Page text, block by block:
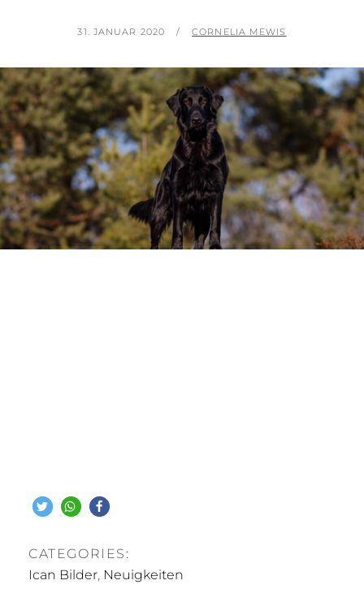
POSTED
31. JANUAR 2020 BY
CORNELIA MEWIS
CATEGORIES:
Ican Bilder, Neuigkeiten